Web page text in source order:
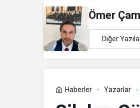
Ömer Çam
Diğer
Haberler Yazarlar